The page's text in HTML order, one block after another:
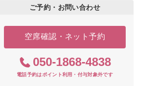
ご予約・お問い合わせ
空席確認・ネット予約
050-1868-4838
電話予約はポイント利用・付与対象外です